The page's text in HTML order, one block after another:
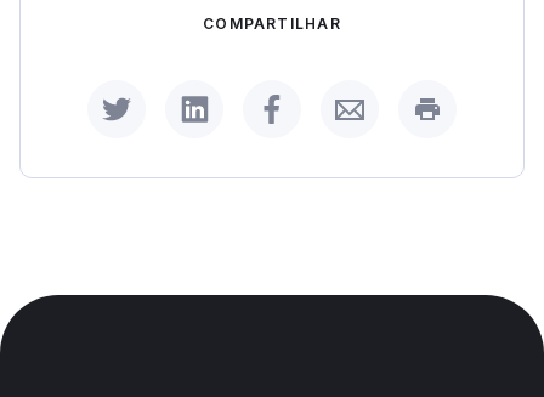
COMPARTILHAR
Share on TwitterShare on LinkedIn
Share on Facebook
Share by Email
Print this